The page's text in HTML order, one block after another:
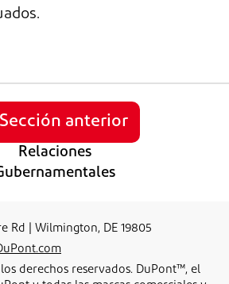
Sección anterior
Relaciones
Rd | Wilmington, DE 19805
derechos reservados. DuPont™, el